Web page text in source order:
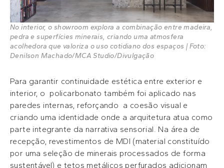
No interior, o showroom explora a combinação entre madeira,
pedra e superfícies minerais, criando uma atmosfera
acolhedora que valoriza o uso cotidiano dos espaços | Foto:
Denilson Machado/MCA Studio/Divulgação
Para garantir continuidade estética entre exterior e
interior, o policarbonato também foi aplicado nas
paredes internas, reforçando a coesão visual e
criando uma identidade onde a arquitetura atua como
parte integrante da narrativa sensorial. Na área de
recepção, revestimentos de MDI (material constituído
por uma seleção de minerais processados de forma
sustentável) e tetos metálicos perfurados adicionam